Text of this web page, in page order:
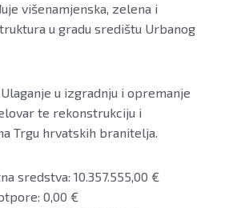
višenamjenska, zelena i
u gradu središtu Urbanog
u izgradnju i opremanje
te rekonstrukciju i
Trgu hrvatskih branitelja.
sredstva: 10.357.555,00 €
0,00 €